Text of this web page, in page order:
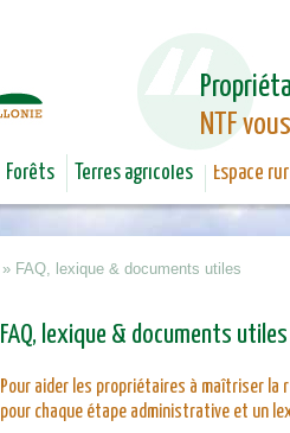
NTF
Forêts Terres agricoles Espace
» FAQ, lexique & documents utiles
FAQ, lexique & documents utiles
Pour aider les propriétaires à maîtriser la
pour chaque étape administrative et un